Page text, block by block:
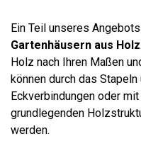
Ein Teil unseres
Gartenhäusern aus Holz
Holz nach Ihren Maßen
können durch das
Eckverbindungen oder
grundlegenden
werden.